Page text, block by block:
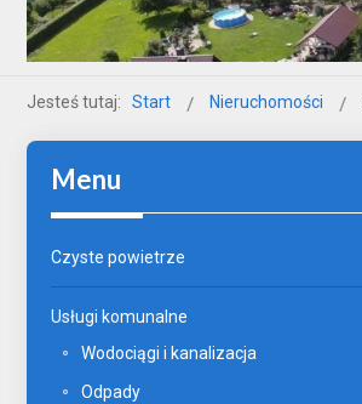
Jesteś tutaj: Start Nieruchomości
Menu
Czyste powietrze
Usługi komunalne
Wodociągi i kanalizacja
Odpady